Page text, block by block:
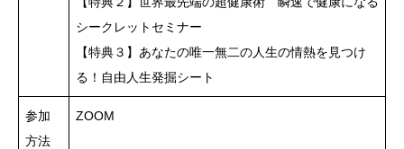
シークレットセミナー
【特典３】あなたの唯一無二の人生の情熱を見つけ
る！自由人生発掘シート
参加
方法
ZOOM